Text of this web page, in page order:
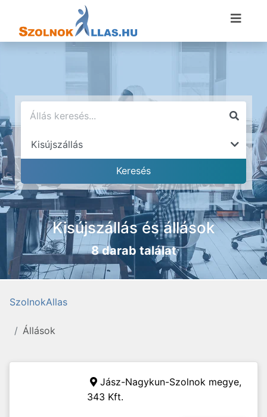
Kisújszállás és állások
8 darab találat
SzolnokAllas
Állások
Jász-Nagykun-Szolnok megye,
343 Kft.